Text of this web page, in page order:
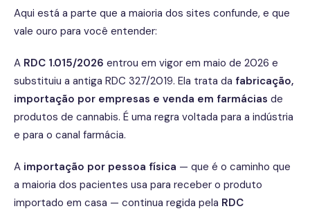
Aqui está a parte que a maioria dos sites confunde, e que
vale ouro para você entender:
A RDC 1.015/2026 entrou em vigor em maio de 2026 e
substituiu a antiga RDC 327/2019. Ela trata da fabricação,
importação por empresas e venda em farmácias de
produtos de cannabis. É uma regra voltada para a indústria
e para o canal farmácia.
A importação por pessoa física — que é o caminho que
a maioria dos pacientes usa para receber o produto
importado em casa — continua regida pela RDC